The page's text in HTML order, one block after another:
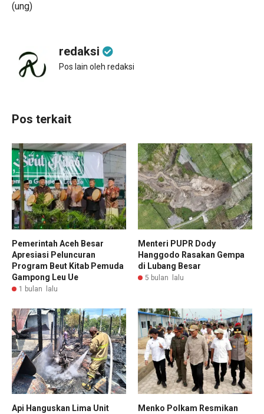
(ung)
redaksi
Pos lain oleh redaksi
Pos terkait
Pemerintah Aceh Besar
Apresiasi Peluncuran
Program Beut Kitab Pemuda
Gampong Leu Ue
1 bulan lalu
Menteri PUPR Dody
Hanggodo Rasakan Gempa
di Lubang Besar
5 bulan lalu
Api Hanguskan Lima Unit
Menko Polkam Resmikan